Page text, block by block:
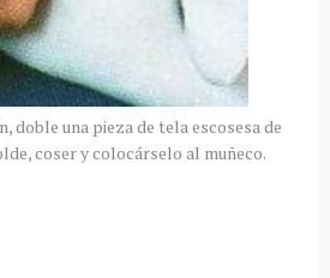
doble una pieza de tela escosesa de
coser y colocárselo al muñeco.